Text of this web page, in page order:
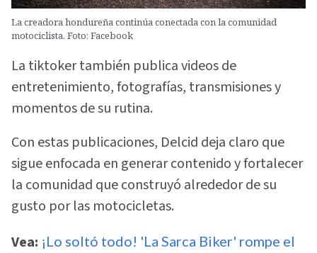
La creadora hondureña continúa conectada con la comunidad
motociclista. Foto: Facebook
La tiktoker también publica videos de
entretenimiento, fotografías, transmisiones y
momentos de su rutina.
Con estas publicaciones, Delcid deja claro que
sigue enfocada en generar contenido y fortalecer
la comunidad que construyó alrededor de su
gusto por las motocicletas.
Vea: ¡Lo soltó todo! 'La Sarca Biker' rompe el